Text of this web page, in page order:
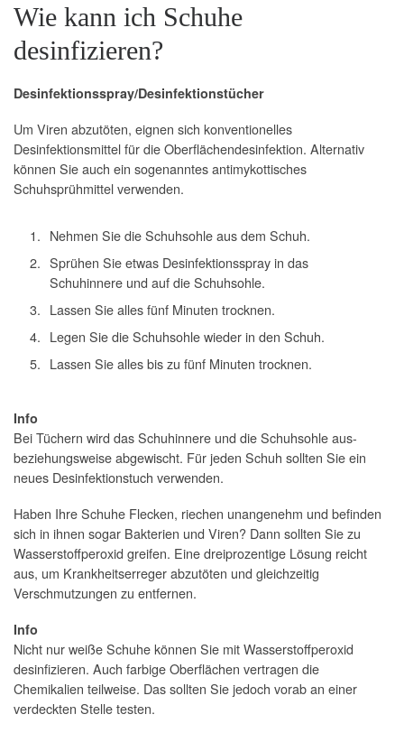
Wie kann ich Schuhe
desinfizieren?
Desinfektionsspray/Desinfektionstücher
Um Viren abzutöten, eignen sich konventionelles
Desinfektionsmittel für die Oberflächendesinfektion. Alternativ
können Sie auch ein sogenanntes antimykottisches
Schuhsprühmittel verwenden.
Nehmen Sie die Schuhsohle aus dem Schuh.
Sprühen Sie etwas Desinfektionsspray in das
Schuhinnere und auf die Schuhsohle.
Lassen Sie alles fünf Minuten trocknen.
Legen Sie die Schuhsohle wieder in den Schuh.
Lassen Sie alles bis zu fünf Minuten trocknen.
Info
Bei Tüchern wird das Schuhinnere und die Schuhsohle aus-
beziehungsweise abgewischt. Für jeden Schuh sollten Sie ein
neues Desinfektionstuch verwenden.
Haben Ihre Schuhe Flecken, riechen unangenehm und befinden
sich in ihnen sogar Bakterien und Viren? Dann sollten Sie zu
Wasserstoffperoxid greifen. Eine dreiprozentige Lösung reicht
aus, um Krankheitserreger abzutöten und gleichzeitig
Verschmutzungen zu entfernen.
Info
Nicht nur weiße Schuhe können Sie mit Wasserstoffperoxid
desinfizieren. Auch farbige Oberflächen vertragen die
Chemikalien teilweise. Das sollten Sie jedoch vorab an einer
verdeckten Stelle testen.